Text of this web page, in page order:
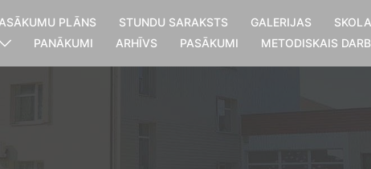
PLĀNS STUNDU SARAKSTS GALERIJAS
PANĀKUMI ARHĪVS PASĀKUMI METODISKAIS